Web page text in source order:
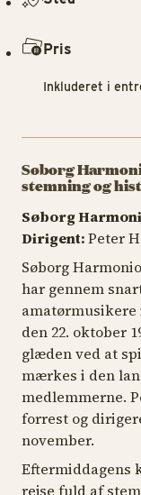
Søborg
stemning og
Søborg
Dirigent:Peter
Søborg
har gennem
amatørmusikere
den 22. oktober
glæden ved at
mærkes i den
medlemmerne.
forrest og
november.
Eftermiddagens
rejse fuld af
Pris
Inkluderet i